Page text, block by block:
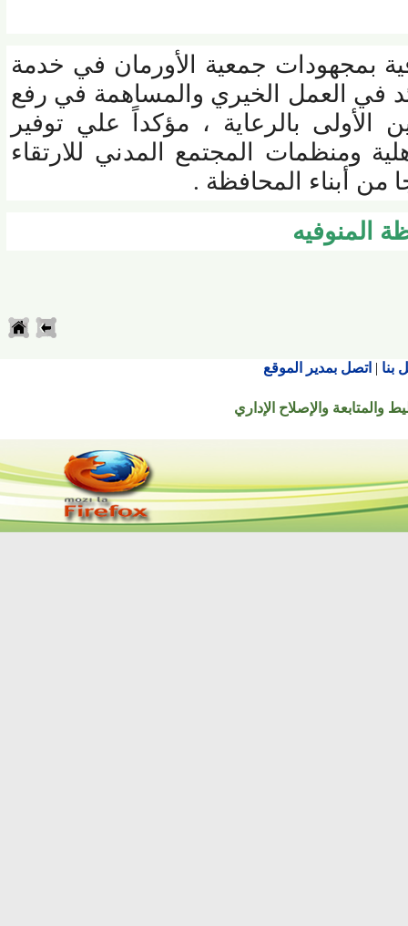
جمعية الأورمان في خدمة
في العمل الخيري والمساهمة في رفع
بالرعاية ، مؤكداً علي توفير
ومنظمات المجتمع المدني للارتقاء
أبناء المحافظة .
| اتصل بمدير الموقع
والإصلاح الإداري